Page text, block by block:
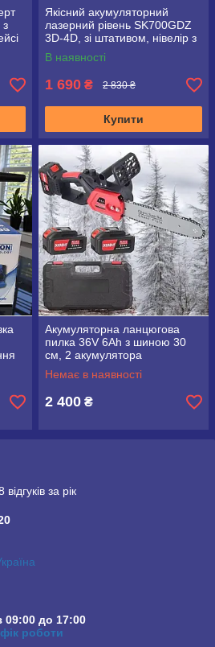
Якісний акумуляторний
лазерний рівень SK700GDZ
3D-4D, зі штативом, нівелір з
16 променями
В наявності
1 690 ₴ 2 830 ₴
Купити
Акумуляторна ланцюгова
пилка 36V 6Ah з шиною 30
см, 2 акумулятора
Немає в наявності
2 400 ₴
за рік
09:00 до 17:00
роботи